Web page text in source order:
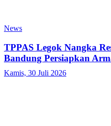
News
TPPAS Legok Nangka
Bandung Persiapkan
Kamis, 30 Juli 2026